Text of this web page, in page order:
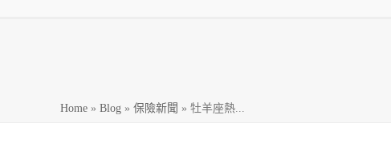
Home » Blog » 保險新聞 » 牡羊座熱...